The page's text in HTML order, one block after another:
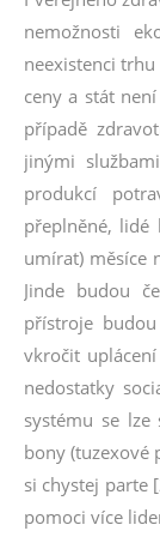
nemožnosti
neexistenci
ceny a stát
případě
jinými
produkcí
přeplněné,
umírat) měsíce
Jinde budou
přístroje
vkročit
nedostatky
systému se
bony (tuzexové
si chystej parte
pomoci více